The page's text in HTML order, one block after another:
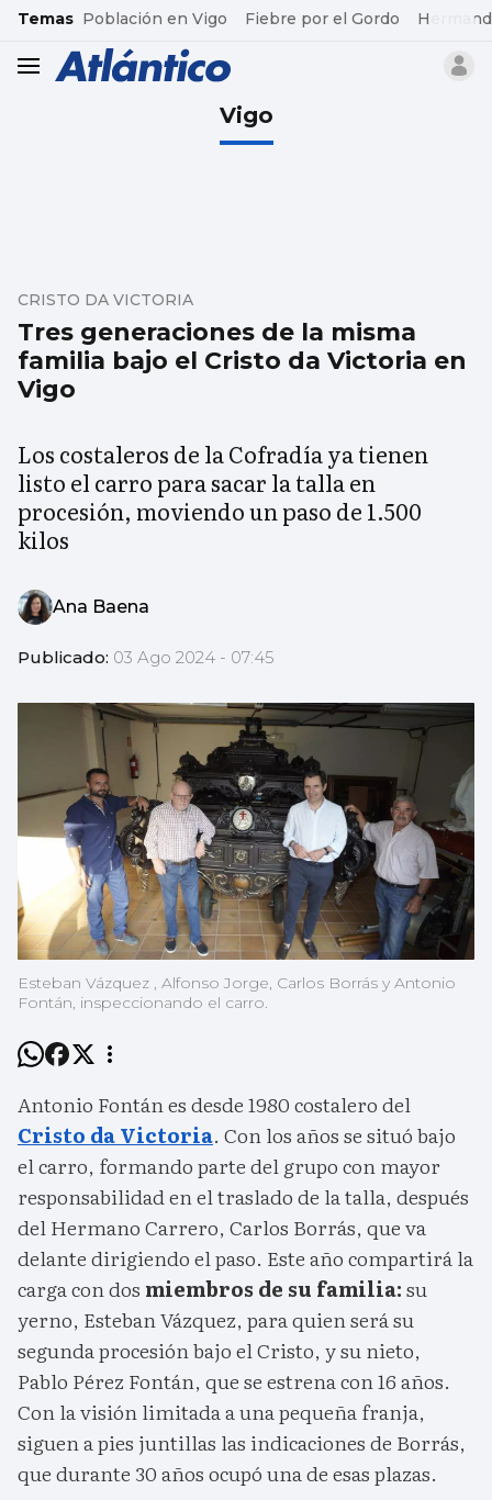
common.go-to-content
Temas Población en Vigo Fiebre por el Gordo
header.menu.open
Vigo
Tres generaciones de la misma
familia bajo el Cristo da Victoria en
Vigo
CRISTO DA VICTORIA
Los costaleros de la Cofradía ya tienen
listo el carro para sacar la talla en
procesión, moviendo un paso de 1.500
kilos
Ana Baena
Publicado: 03 Ago 2024 - 07:45
Esteban Vázquez , Alfonso Jorge, Carlos Borrás y Antonio
Fontán, inspeccionando el carro.
Antonio Fontán es desde 1980 costalero del
Cristo da Victoria. Con los años se situó bajo
el carro, formando parte del grupo con mayor
responsabilidad en el traslado de la talla, después
del Hermano Carrero, Carlos Borrás, que va
delante dirigiendo el paso. Este año compartirá la
carga con dos miembros de su familia:su
yerno, Esteban Vázquez, para quien será su
segunda procesión bajo el Cristo, y su nieto,
Pablo Pérez Fontán, que se estrena con 16 años.
Con la visión limitada a una pequeña franja,
siguen a pies juntillas las indicaciones de Borrás,
que durante 30 años ocupó una de esas plazas.